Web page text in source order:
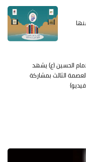
الحسين (ع) يشهد
الثالث بمشاركة